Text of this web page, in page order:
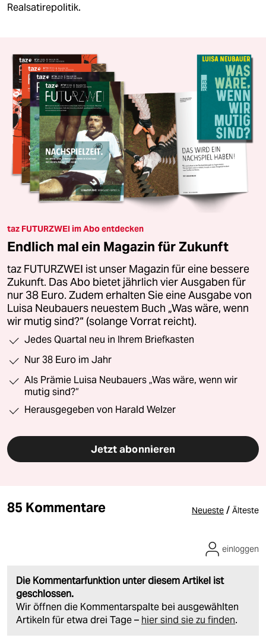
Realsatirepolitik.
taz FUTURZWEI im Abo entdecken
Endlich mal ein Magazin für Zukunft
taz FUTURZWEI ist unser Magazin für eine bessere
Zukunft. Das Abo bietet jährlich vier Ausgaben für
nur 38 Euro. Zudem erhalten Sie eine Ausgabe von
Luisa Neubauers neuestem Buch „Was wäre, wenn
wir mutig sind?“ (solange Vorrat reicht).
Jedes Quartal neu in Ihrem Briefkasten
Nur 38 Euro im Jahr
Als Prämie Luisa Neubauers „Was wäre, wenn wir
mutig sind?“
Herausgegeben von Harald Welzer
Jetzt abonnieren
85 Kommentare Neueste / Älteste
Die Kommentarfunktion unter diesem Artikel ist
geschlossen.
Wir öffnen die Kommentarspalte bei ausgewählten
Artikeln für etwa drei Tage – hier sind sie zu finden.
einloggen